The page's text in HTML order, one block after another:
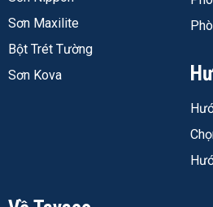
Nên Chọn Dòng EasyClean
Hay Bẩn?
Sơn Maxilite
Bột Trét Tường
Sơn Kova